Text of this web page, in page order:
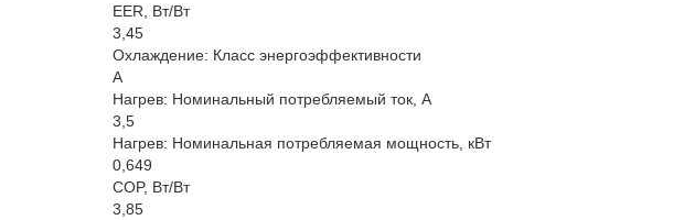
EER, Вт/Вт
3,45
Охлаждение: Класс энергоэффективности
A
Нагрев: Номинальный потребляемый ток, А
3,5
Нагрев: Номинальная потребляемая мощность, кВт
0,649
COP, Вт/Вт
3,85